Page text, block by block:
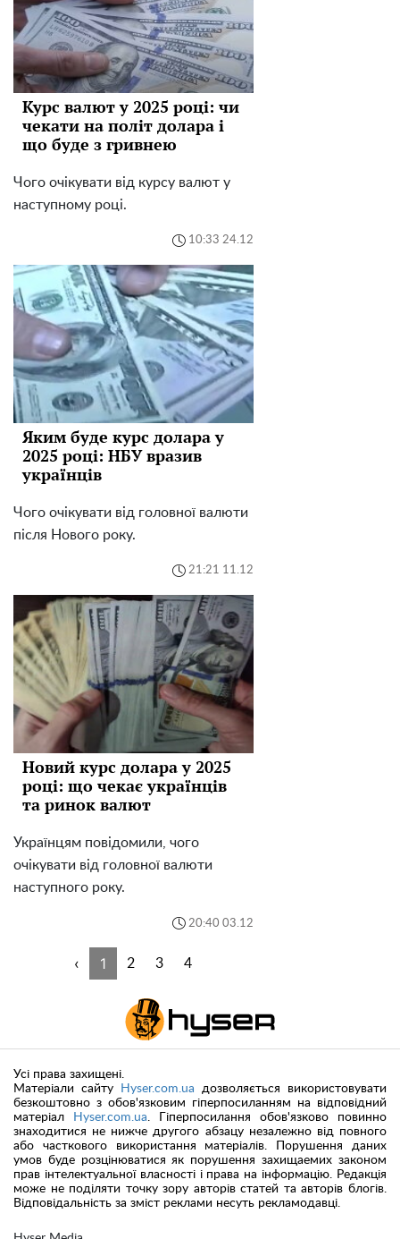
Курс валют у 2025 році: чи
чекати на політ долара і
що буде з гривнею
Чого очікувати від курсу валют у
наступному році.
10:33 24.12
Яким буде курс долара у
2025 році: НБУ вразив
українців
Чого очікувати від головної валюти
після Нового року.
21:21 11.12
Новий курс долара у 2025
році: що чекає українців
та ринок валют
Українцям повідомили, чого
очікувати від головної валюти
наступного року.
20:40 03.12
‹ 1 2 3 4
Усі права захищені.
Матеріали сайту
Hyser.com.ua дозволяється використовувати
безкоштовно з обов'язковим гіперпосиланням на відповідний
матеріал
Hyser.com.ua. Гіперпосилання обов'язково повинно
знаходитися не нижче другого абзацу незалежно від повного
або часткового використання матеріалів. Порушення даних
умов буде розцінюватися як порушення захищаемих законом
прав інтелектуальної власності і права на інформацію. Редакція
може не поділяти точку зору авторів статей та авторів блогів.
Відповідальність за зміст реклами несуть рекламодавці.